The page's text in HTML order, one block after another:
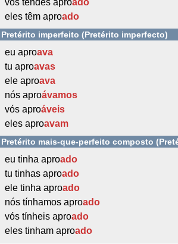
vós tendes aproado
eles têm aproado
Pretérito imperfeito (Pretérito imperfecto)
eu aproava
tu aproavas
ele aproava
nós aproávamos
vós aproáveis
eles aproavam
Pretérito mais-que-perfeito composto
eu tinha aproado
tu tinhas aproado
ele tinha aproado
nós tínhamos aproado
vós tínheis aproado
eles tinham aproado